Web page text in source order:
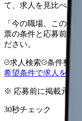
て、求人を見比べられ
「今の職場、このま
票の条件と応募前に
ださい。
求人検索 条件整理
希望条件で求人を探す
※ 応募前に掲載元の
30秒チェック